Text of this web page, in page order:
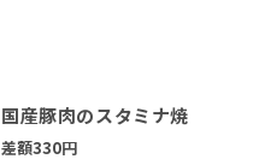
国産豚肉のスタミナ焼
差額330円